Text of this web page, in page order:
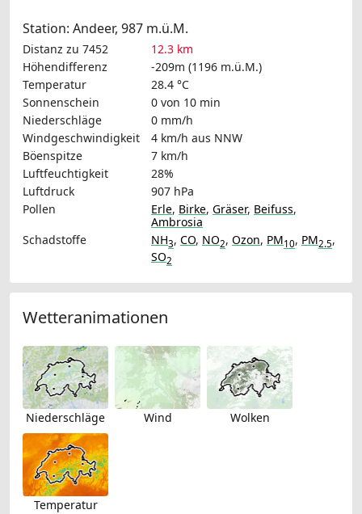
Station: Andeer, 987 m.ü.M.
Distanz zu 7452
12.3 km
Höhendifferenz
-209m (1196 m.ü.M.)
Temperatur
28.4 °C
Sonnenschein
0 von 10 min
Niederschläge
0 mm/h
Windgeschwindigkeit
4 km/h aus NNW
Böenspitze
7 km/h
Luftfeuchtigkeit
28%
Luftdruck
907 hPa
Pollen
Erle, Birke, Gräser, Beifuss,
Ambrosia
Schadstoffe
NH3, CO, NO2, Ozon, PM10, PM2.5,
SO2
Wetteranimationen
Niederschläge Wind Wolken
Temperatur